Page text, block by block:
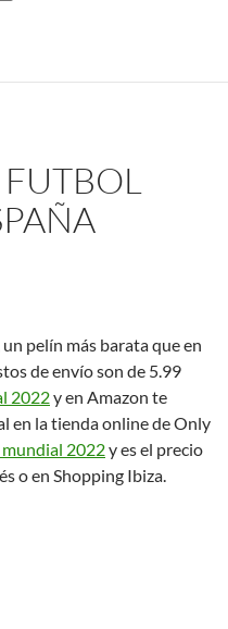
pelín más barata que en
de envío son de 5.99
2022y en Amazon te
en la tienda online de Only
2022y es el precio
o en Shopping Ibiza.